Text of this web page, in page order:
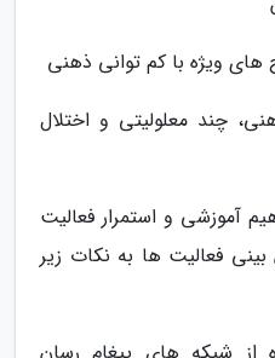
های ویژه با کم توانی ذهنی
چند معلولیتی و اختلال
آموزشی و استمرار فعالیت
فعالیت ها به نکات زیر